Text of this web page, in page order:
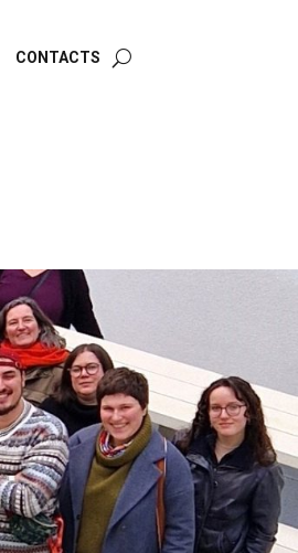
CONTACTS